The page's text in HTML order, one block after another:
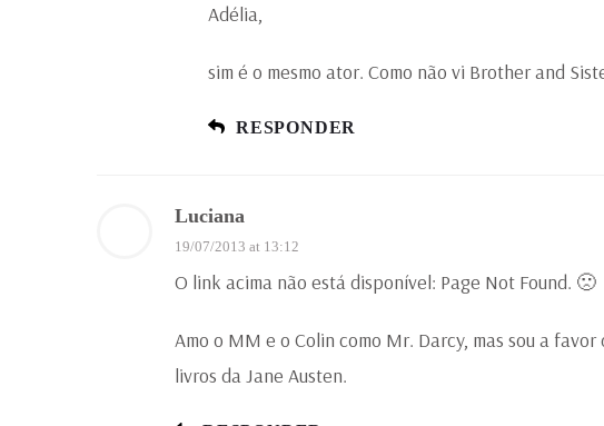
Adélia,
sim é o mesmo ator. Como não vi Brother and
RESPONDER
Luciana
19/07/2013 at 13:12
O link acima não está disponível: Page Not Found. 🙁
Amo o MM e o Colin como Mr. Darcy, mas sou a
livros da Jane Austen.